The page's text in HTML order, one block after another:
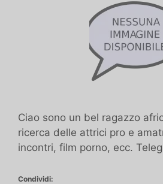
Ciao sono un bel ragazzo
ricerca delle attrici pro e
incontri, film porno, ecc.
Condividi: